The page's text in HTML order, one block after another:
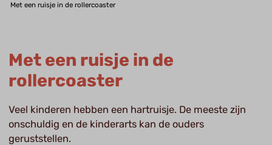
Met een ruisje in de rollercoaster
Met een ruisje in de
rollercoaster
Veel kinderen hebben een hartruisje. De meeste zijn
onschuldig en de kinderarts kan de ouders
geruststellen.